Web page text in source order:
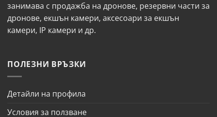
занимава с продажба на дронове, резервни части за
дронове, екшън камери, аксесоари за екшън
камери, IP камери и др.
ПОЛЕЗНИ ВРЪЗКИ
Детайли на профила
Условия за ползване